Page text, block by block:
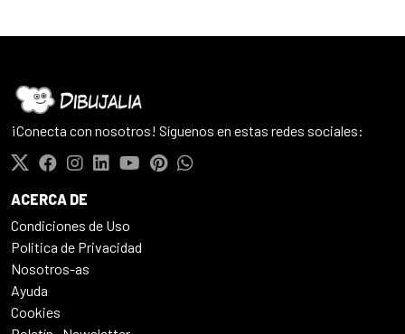
¡Conecta con nosotros! Síguenos en estas redes sociales:
ACERCA DE
Condiciones de Uso
Politica de Privacidad
Nosotros-as
Ayuda
Cookies